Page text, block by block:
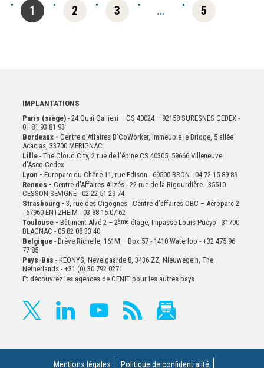
1 2 3 … 5
IMPLANTATIONS
Paris (siège) - 24 Quai Gallieni – CS 40024 – 92158 SURESNES CEDEX -
01 81 93 81 93
Bordeaux - Centre d’Affaires B’CoWorker, Immeuble le Bridge, 5 allée
Acacias, 33700 MERIGNAC
Lille- The Cloud City, 2 rue de l’épine CS 40305, 59666 Villeneuve
d’Ascq Cedex
Lyon - Europarc du Chêne 11, rue Edison - 69500 BRON - 04 72 15 89 89
Rennes - Centre d'Affaires Alizés - 22 rue de la Rigourdière - 35510
CESSON-SÉVIGNÉ - 02 22 51 29 74
Strasbourg - 3, rue des Cigognes - Centre d’affaires OBC – Aéroparc 2
- 67960 ENTZHEIM - 03 88 15 07 62
Toulouse - Bâtiment Alvé 2 – 2ème étage, Impasse Louis Pueyo - 31700
BLAGNAC - 05 82 08 33 40
Belgique- Drève Richelle, 161M – Box 57 - 1410 Waterloo - +32 475 96
77 85
Pays-Bas - KEONYS, Nevelgaarde 8, 3436 ZZ, Nieuwegein, The
Netherlands - +31 (0) 30 792 0271
Et découvrez les agences de CENIT pour les autres pays
Mentions légales Politique de confidentialité